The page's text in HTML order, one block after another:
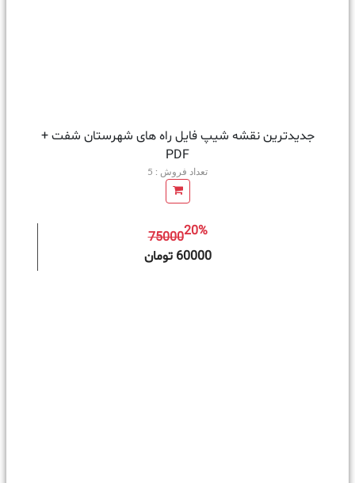
جدیدترین نقشه شیپ فایل راه های شهرستان شفت +
PDF
تعداد فروش : 5
7500020%
60000 تومان